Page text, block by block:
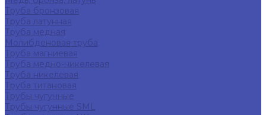
Труба бронзовая
Труба латунная
Труба медная
Молибденовая труба
Труба магниевая
Труба медно-никелевая
Труба никелевая
Труба титановая
Трубы чугунные
Трубы чугунные SML